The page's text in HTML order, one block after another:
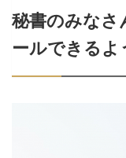
秘書のみなさ
ールできるよ